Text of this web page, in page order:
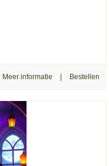
Meer informatie